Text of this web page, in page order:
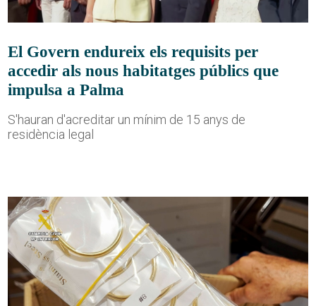
El Govern endureix els requisits per
accedir als nous habitatges públics que
impulsa a Palma
S'hauran d'acreditar un mínim de 15 anys de
residència legal